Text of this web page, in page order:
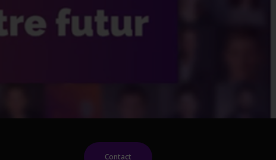
Contact